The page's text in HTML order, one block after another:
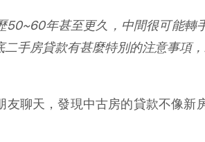
50~60年甚至更久，中間很可能
手房貸款有甚麼特別的注意事項
聊天，發現中古房的貸款不像